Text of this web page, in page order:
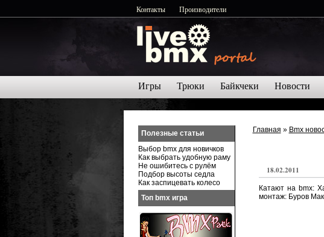
Контакты Производители
Игры Трюки Байкчеки Новости
Главная » Bmx
18.02.2011
Катают на bmx:
монтаж: Буров
Полезные статьи
Выбор bmx для новичков
Как выбрать удобную раму
Не ошибитесь с рулём
Подбор высоты седла
Как заспицевать колесо
Топ bmx игра